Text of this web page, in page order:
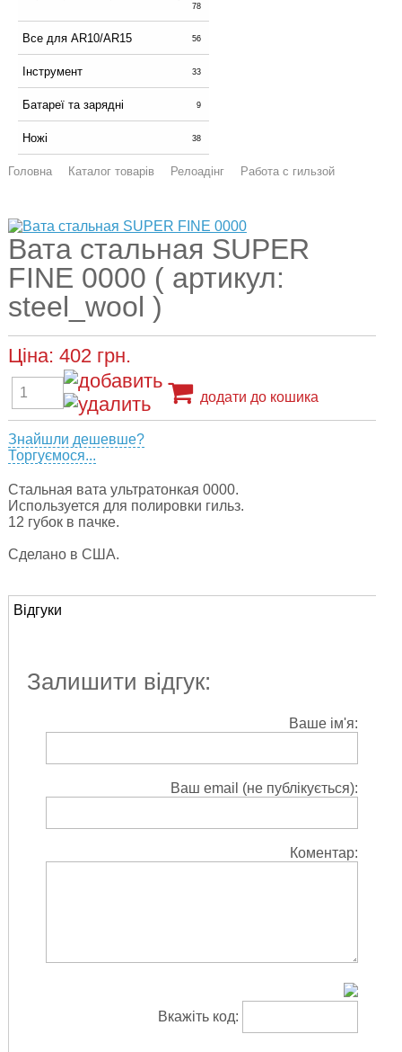
78
Все для AR10/AR15 56
Інструмент 33
Батареї та зарядні 9
Ножі 38
Головна Каталог товарів Релоадінг Работа с гильзой
Вата стальная SUPER
FINE 0000 ( артикул:
steel_wool )
Ціна: 402 грн.
додати до кошика
Знайшли дешевше?
Торгуємося...
Стальная вата ультратонкая 0000.
Используется для полировки гильз.
12 губок в пачке.
Сделано в США.
Відгуки
Залишити відгук:
Ваше ім'я:
Ваш email (не публікується):
Коментар:
Вкажіть код: